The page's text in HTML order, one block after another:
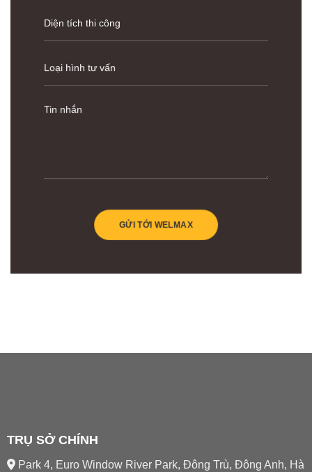
TRỤ SỞ CHÍNH
Park 4, Euro Window River Park, Đông Trù, Đông Anh, Hà